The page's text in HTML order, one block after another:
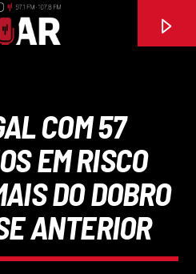
COM 57
EM RISCO
DO DOBRO
ANTERIOR